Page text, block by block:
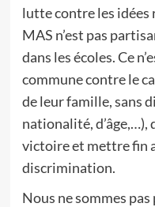
lutte contre les idées
MAS n’est pas
dans les écoles. Ce
commune contre le
de leur famille, sans
nationalité, d’âge,…),
victoire et mettre fin
discrimination.
Nous ne sommes pas